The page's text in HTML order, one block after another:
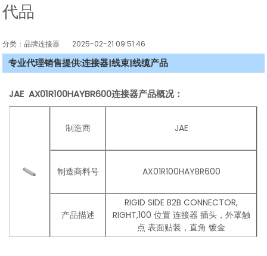
代品
分类：品牌连接器 2025-02-21 09:51:46
专业代理销售提供:连接器|线束|线缆产品
JAE AX01R100HAYBR600连接器产品概况：
制造商 JAE
制造商料号 AX01R100HAYBR600
产品描述
RIGID SIDE B2B CONNECTOR,
RIGHT,100 位置 连接器 插头，外罩触
点 表面贴装，直角 镀金